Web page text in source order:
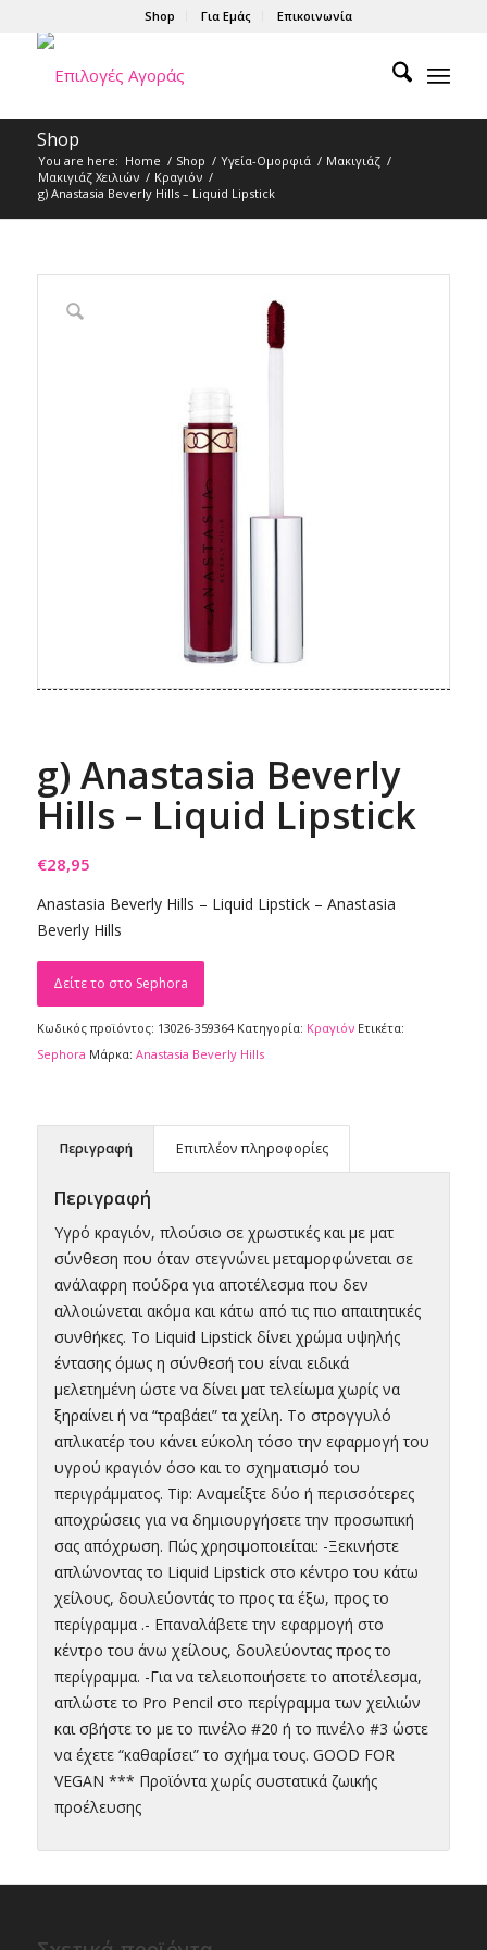
Shop Για Εμάς Επικοινωνία
Shop
You are here: Home / Shop / Υγεία-Ομορφιά / Μακιγιάζ /
Μακιγιάζ Χειλιών / Κραγιόν /
g) Anastasia Beverly Hills – Liquid Lipstick
g) Anastasia Beverly
Hills – Liquid Lipstick
€28,95
Anastasia Beverly Hills – Liquid Lipstick – Anastasia
Beverly Hills
Δείτε το στο Sephora
Κωδικός προϊόντος: 13026-359364 Κατηγορία: Κραγιόν Ετικέτα:
Sephora Μάρκα: Anastasia Beverly Hills
Περιγραφή Επιπλέον πληροφορίες
Περιγραφή
Υγρό κραγιόν, πλούσιο σε χρωστικές και με ματ
σύνθεση που όταν στεγνώνει μεταμορφώνεται σε
ανάλαφρη πούδρα για αποτέλεσμα που δεν
αλλοιώνεται ακόμα και κάτω από τις πιο απαιτητικές
συνθήκες. Το Liquid Lipstick δίνει χρώμα υψηλής
έντασης όμως η σύνθεσή του είναι ειδικά
μελετημένη ώστε να δίνει ματ τελείωμα χωρίς να
ξηραίνει ή να “τραβάει” τα χείλη. Το στρογγυλό
απλικατέρ του κάνει εύκολη τόσο την εφαρμογή του
υγρού κραγιόν όσο και το σχηματισμό του
περιγράμματος. Tip: Αναμείξτε δύο ή περισσότερες
αποχρώσεις για να δημιουργήσετε την προσωπική
σας απόχρωση. Πώς χρησιμοποιείται: -Ξεκινήστε
απλώνοντας το Liquid Lipstick στο κέντρο του κάτω
χείλους, δουλεύοντάς το προς τα έξω, προς το
περίγραμμα .- Επαναλάβετε την εφαρμογή στο
κέντρο του άνω χείλους, δουλεύοντας προς το
περίγραμμα. -Για να τελειοποιήσετε το αποτέλεσμα,
απλώστε το Pro Pencil στο περίγραμμα των χειλιών
και σβήστε το με το πινέλο #20 ή το πινέλο #3 ώστε
να έχετε “καθαρίσει” το σχήμα τους. GOOD FOR
VEGAN *** Προϊόντα χωρίς συστατικά ζωικής
προέλευσης